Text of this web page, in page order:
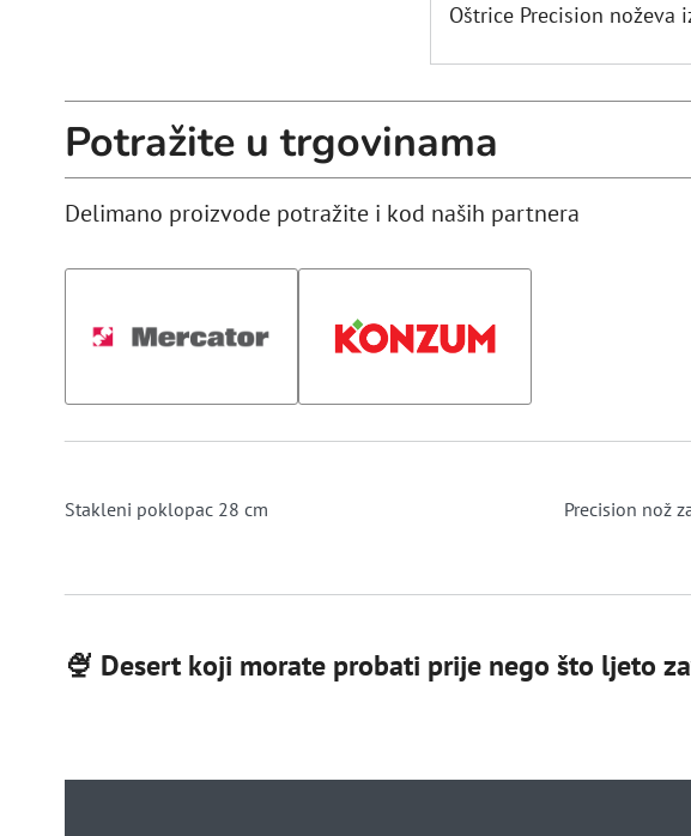
Oštrice Precision noževa
Potražite u trgovinama
Delimano proizvode potražite i kod naših partnera
Stakleni poklopac 28 cm Precision nož
🍨 Desert koji morate probati prije nego što ljeto